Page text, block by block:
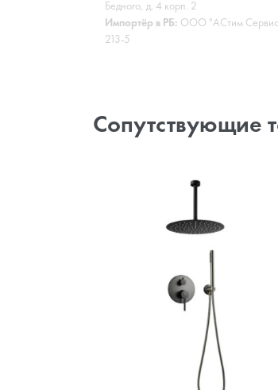
Бедного, д. 4 корп. 2
Импортёр в РБ: ООО "АСтим Сервис",
213-5
Сопутствующие